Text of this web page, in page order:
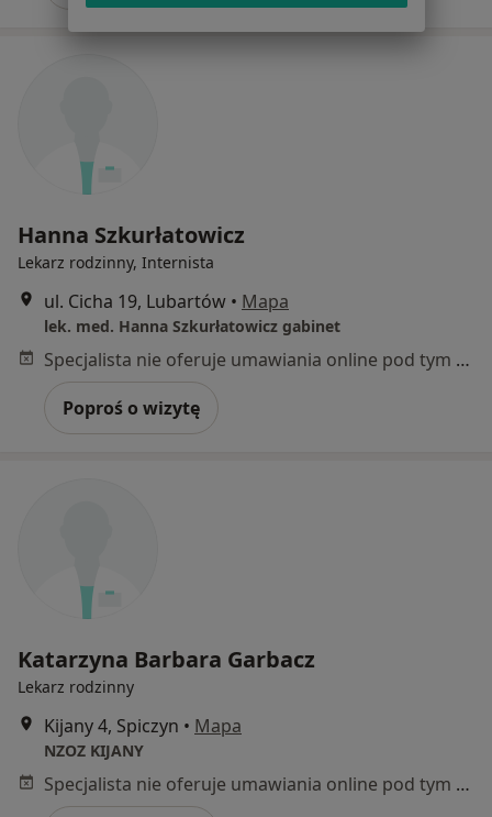
Hanna Szkurłatowicz
Lekarz rodzinny, Internista
ul. Cicha 19, Lubartów • Mapa
lek. med. Hanna Szkurłatowicz gabinet
Specjalista nie oferuje umawiania online pod tym adresem.
Poproś o wizytę
Katarzyna Barbara Garbacz
Lekarz rodzinny
Kijany 4, Spiczyn • Mapa
NZOZ KIJANY
Specjalista nie oferuje umawiania online pod tym adresem.